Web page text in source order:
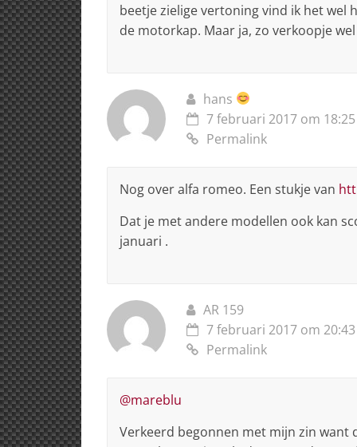
beetje zielige vertoning vind ik het wel
de motorkap. Maar ja, zo verkoopje
hans
7 februari 2017 om 18:25
Permalink
Nog over alfa romeo. Een stukje van
Dat je met andere modellen ook kan
januari .
AR 159
7 februari 2017 om 20:43
Permalink
@mareblu
Verkeerd begonnen met mijn zin want